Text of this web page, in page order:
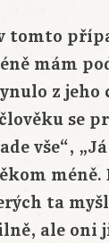
tomto
mám
z jeho
se
vše“,
ta
ale oni